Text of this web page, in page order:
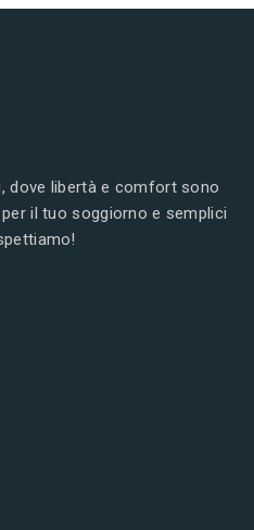
dove libertà e comfort sono
il tuo soggiorno e semplici